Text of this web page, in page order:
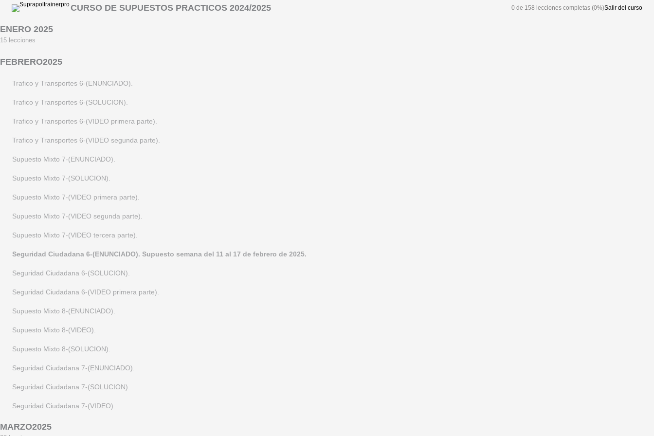
CURSO DE SUPUESTOS PRACTICOS 2024/2025 0 de 158 lecciones completas (0%)Salir del curso
ENERO 2025
Trafico y Transportes 5-(VIDEO segunda parte).
Supuesto Mixto 6-(ENUNCIADO).
Supuesto Mixto 6-(SOLUCION).
Supuesto Mixto 6-(VIDEO primera parte).
Supuesto Mixto 6-(VIDEO segunda parte).
Supuesto Mixto 6-(VIDEO tercera parte).
Supuesto Mixto 6-(VIDEO cuarta parte).
Policia Administrativa 5-(ENUNCIADO).
Policia Administrativa 5-(SOLUCION).
Policia Administrativa 5-(VIDEO primera parte).
Policia Administrativa 5-(VIDEO segunda parte).
Seguridad Ciudadana 5-(ENUNCIADO). Supuesto semana del 21 al 27 de enero de 2025.
Seguridad Ciudadana 5-(SOLUCION).
15 lecciones
FEBRERO2025
Trafico y Transportes 6-(ENUNCIADO).
Trafico y Transportes 6-(SOLUCION).
Trafico y Transportes 6-(VIDEO primera parte).
Trafico y Transportes 6-(VIDEO segunda parte).
Supuesto Mixto 7-(ENUNCIADO).
Supuesto Mixto 7-(SOLUCION).
Supuesto Mixto 7-(VIDEO primera parte).
Supuesto Mixto 7-(VIDEO segunda parte).
Supuesto Mixto 7-(VIDEO tercera parte).
Seguridad Ciudadana 6-(ENUNCIADO). Supuesto semana del 11 al 17 de febrero de 2025.
Seguridad Ciudadana 6-(SOLUCION).
Seguridad Ciudadana 6-(VIDEO primera parte).
Supuesto Mixto 8-(ENUNCIADO).
Supuesto Mixto 8-(VIDEO).
Supuesto Mixto 8-(SOLUCION).
Seguridad Ciudadana 7-(ENUNCIADO).
Seguridad Ciudadana 7-(SOLUCION).
Seguridad Ciudadana 7-(VIDEO).
MARZO2025
arriba